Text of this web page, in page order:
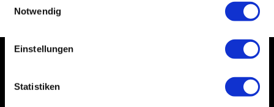
Notwendig
Einstellungen
Statistiken
resonanz